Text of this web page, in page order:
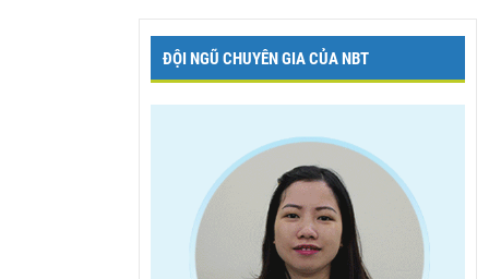
ĐỘI NGŨ CHUYÊN GIA CỦA NBT